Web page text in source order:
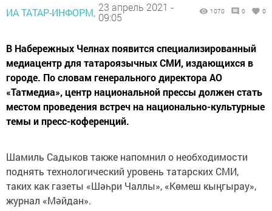
ИА ТАТАР-ИНФОРМ, 23 апрель 2021 -
09:05
1070 0 0
В Набережных Челнах появится специализированный
медиацентр для татароязычных СМИ, издающихся в
городе. По словам генерального директора АО
«Татмедиа», центр национальной прессы должен стать
местом проведения встреч на национально-культурные
темы и пресс-коференций.
Шамиль Садыков также напомнил о необходимости
поднять технологический уровень татарских СМИ,
таких как газеты «Шәһри Чаллы», «Көмеш кыңгырау»,
журнал «Мәйдан».